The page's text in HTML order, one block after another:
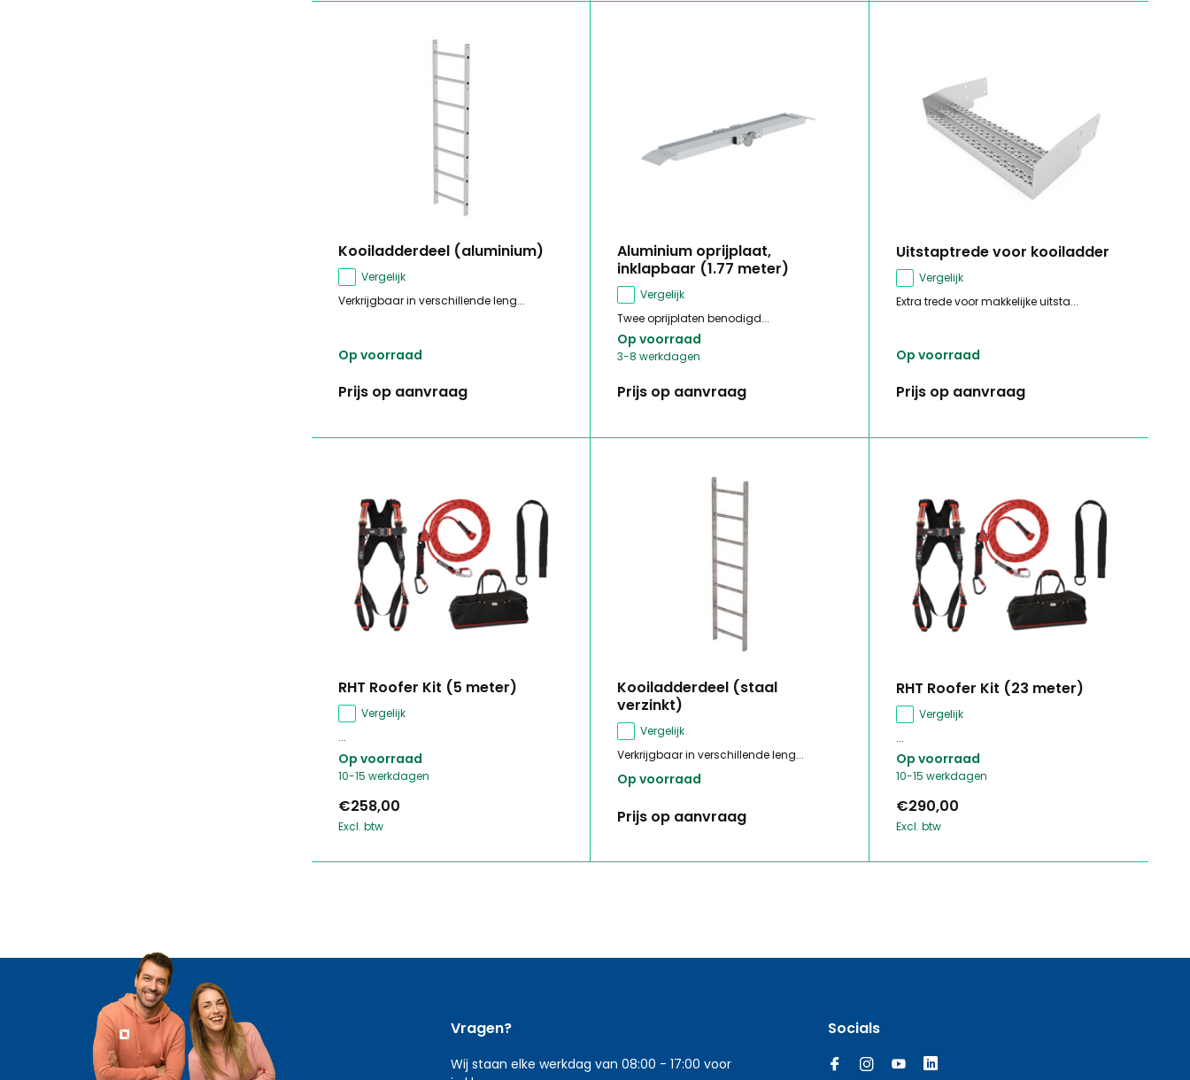
Kooiladderdeel (aluminium)
Vergelijk
Verkrijgbaar in verschillende leng...
Op voorraad
Prijs op aanvraag
Aluminium oprijplaat,
inklapbaar (1.77 meter)
Vergelijk
Twee oprijplaten benodigd...
Op voorraad
3-8 werkdagen
Prijs op aanvraag
Uitstaptrede voor kooiladder
Vergelijk
Extra trede voor makkelijke uitsta...
Op voorraad
Prijs op aanvraag
RHT Roofer Kit (5 meter)
Vergelijk
...
Op voorraad
10-15 werkdagen
€258,00
Excl. btw
Kooiladderdeel (staal
verzinkt)
Vergelijk
Verkrijgbaar in verschillende leng...
Op voorraad
Prijs op aanvraag
RHT Roofer Kit (23 meter)
Vergelijk
...
Op voorraad
10-15 werkdagen
€290,00
Excl. btw
Vragen?
Wij staan elke werkdag van 08:00 - 17:00 voor
Socials